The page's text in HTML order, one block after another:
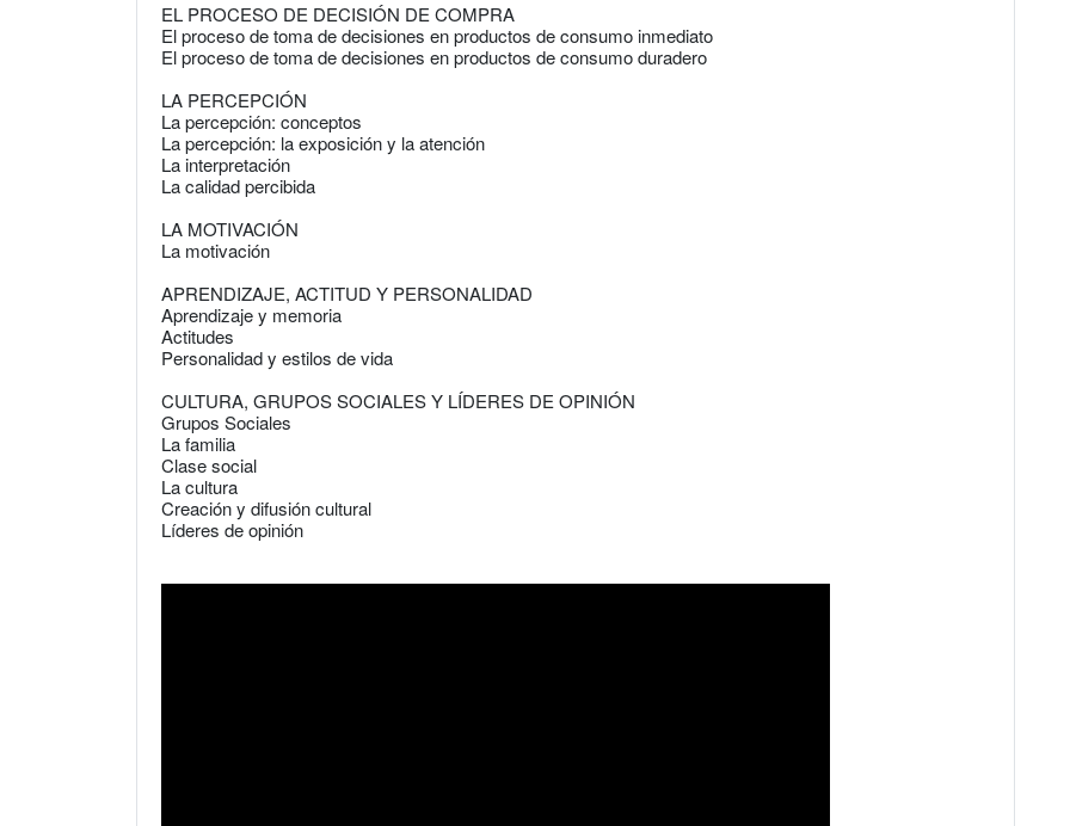
EL PROCESO DE DECISIÓN DE COMPRA
El proceso de toma de decisiones en productos de consumo inmediato
El proceso de toma de decisiones en productos de consumo duradero
LA PERCEPCIÓN
La percepción: conceptos
La percepción: la exposición y la atención
La interpretación
La calidad percibida
LA MOTIVACIÓN
La motivación
APRENDIZAJE, ACTITUD Y PERSONALIDAD
Aprendizaje y memoria
Actitudes
Personalidad y estilos de vida
CULTURA, GRUPOS SOCIALES Y LÍDERES DE OPINIÓN
Grupos Sociales
La familia
Clase social
La cultura
Creación y difusión cultural
Líderes de opinión